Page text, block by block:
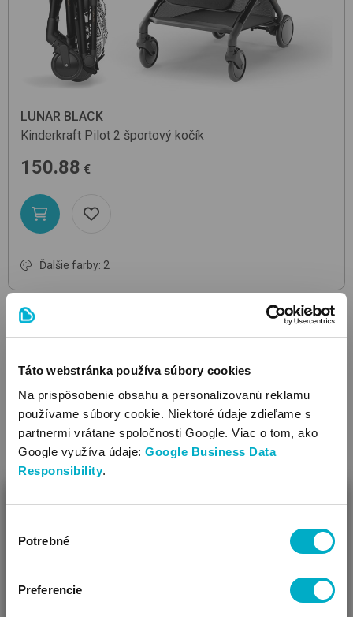
Táto webstránka používa súbory cookies
Na prispôsobenie obsahu a personalizovanú reklamu
používame súbory cookie. Niektoré údaje zdieľame s
partnermi vrátane spoločnosti Google. Viac o tom, ako
Google využíva údaje: Google Business Data
Responsibility.
súhlasu
Potrebné
Preferencie
LUNAR BLACK
Kinderkraft Pilot 2 športový kočík
150.88 €
Ďalšie farby: 2